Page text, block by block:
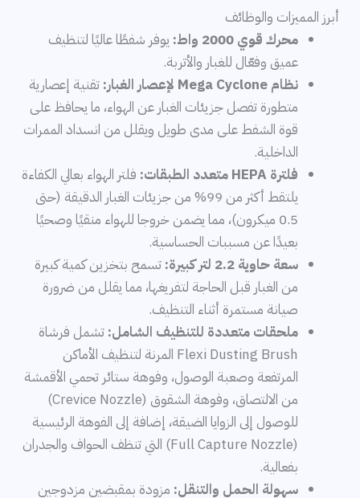
أبرز المميزات والوظائف
محرك قوي 2000 واط:
يوفر شفطًا عاليًا لتنظيف
عميق وفعّال للغبار والأتربة.
نظام Mega Cyclone لإعصار الغبار:
تقنية إعصارية
متطورة تفصل جزيئات الغبار عن الهواء، ما يحافظ على
قوة الشفط على مدى طويل ويقلل من انسداد الممرات
الداخلية.
فلترة HEPA متعدد الطبقات:
فلتر الهواء بعالي الكفاءة
يلتقط أكثر من 99% من جزيئات الغبار الدقيقة (حتى
0.5 ميكرون)، مما يضمن خروجا للهواء منقيًا وصحيًا
بعيدًا عن مسببات الحساسية.
سعة حاوية 2.2 لتر كبيرة:
تسمح بتخزين كمية كبيرة
من الغبار قبل الحاجة لتفريغها، مما يقلل من ضرورة
صيانة مستمرة أثناء التنظيف.
ملحقات متعددة للتنظيف الشامل: تشمل فرشاة
Flexi Dusting Brush المرنة لتنظيف الأماكن
المرتفعة وصعبة الوصول، وفوهة ستائر تحمي الأقمشة
من الالتصاق، وفوهة الشقوق (Crevice Nozzle)
للوصول إلى الزوايا الضيقة، إضافة إلى الفوهة الرئيسية
(Full Capture Nozzle) التي تنظف الحواف والجدران
بفعالية.
سهولة الحمل والتنقل: مزودة بمقبضين مزدوجين